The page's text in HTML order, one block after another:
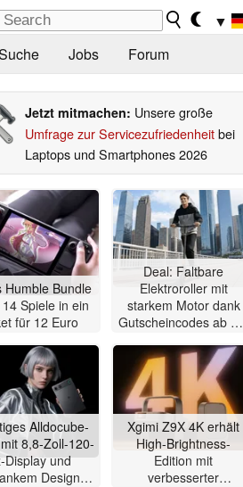
▼
Jobs Forum
Jetzt mitmachen: Unsere große
Umfrage zur Servicezufriedenheitbei
Laptops und Smartphones 2026
Humble Bundle
Spiele in ein
für 12 Euro
Deal: Faltbare
Elektroroller mit
starkem Motor dank
Gutscheincodes ab nur
Alldocube-
8,8-Zoll-120-
Display und
Design
Xgimi Z9X 4K erhält
High-Brightness-
Edition mit
verbesserter